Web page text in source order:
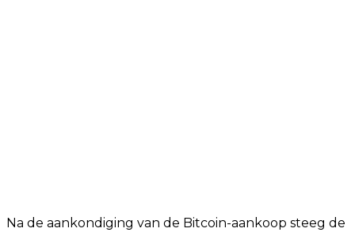
Na de aankondiging van de Bitcoin-aankoop steeg de